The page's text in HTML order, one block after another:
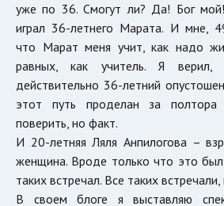
уже по 36. Смогут ли? Да! Бог
играл 36-летнего Марата. И мне,
что Марат меня учит, как надо
равных, как учитель. Я
действительно 36-летний
этот путь проделан за полтора
поверить, но факт.
И 20-летняя Ляля Анпилогова –
женщина. Вроде только что это
таких встречал. Все таких
В своем блоге я выставляю